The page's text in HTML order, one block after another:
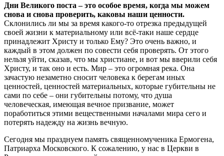
Дни Великого поста – это особое время, когда мы можем
снова и снова проверить, каковы наши ценности.
Склонились ли мы за время какого-то отрезка предыдущей
своей жизни к материальному или всё-таки наше сердце
принадлежит Христу и только Ему? Это очень важно, и
каждый в этом должен по совести себя проверять. От этого
нельзя уйти, сказав, что мы христиане, и вот мы вверили себя
Христу, и так оно и есть. Мир – это огромная река. Она
зачастую незаметно сносит человека к берегам иных
ценностей, ценностей материальных, которые губительны не
сами по себе – они губительны потому, что душа
человеческая, имеющая вечное призвание, может
поработиться этими вещественными началами мира сего и
потерять надежду на жизнь вечную.
Сегодня мы празднуем память священномученика Ермогена,
Патриарха Московского. К сожалению, у нас в Церкви в